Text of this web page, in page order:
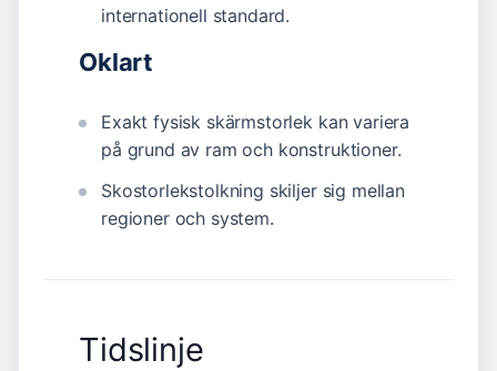
internationell standard.
Oklart
Exakt fysisk skärmstorlek kan variera
på grund av ram och konstruktioner.
Skostorlekstolkning skiljer sig mellan
regioner och system.
Tidslinje